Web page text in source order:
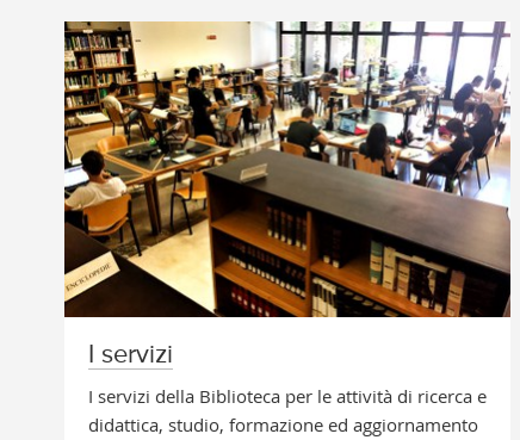
I servizi
I servizi della Biblioteca per le attività di ricerca e
didattica, studio, formazione ed aggiornamento